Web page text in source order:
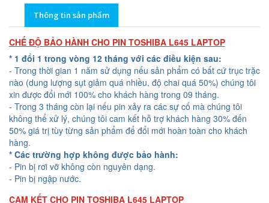
Thông tin sản phẩm
CHẾ ĐỘ BẢO HÀNH CHO PIN TOSHIBA L645 LAPTOP
* 1 đổi 1 trong vòng 12 tháng với các điều kiện sau:
- Trong thời gian 1 năm sử dụng nếu sản phẩm có bất cứ trục trặc
nào (dung lượng sụt giảm quá nhiều, độ chai quá 50%) chúng tôi
xin được đổi mới 100% cho khách hàng trong 09 tháng.
- Trong 3 tháng còn lại nếu pin xảy ra các sự cố mà chúng tôi
không thể xử lý, chúng tôi cam kết hỗ trợ khách hàng 30% đến
50% giá trị tùy từng sản phẩm để đổi mới hoàn toàn cho khách
hàng.
* Các trường hợp không được bảo hành:
- Pin bị rơi vỡ không còn nguyên dạng.
- Pin bị ngập nước.
CAM KẾT CHO PIN TOSHIBA L645 LAPTOP